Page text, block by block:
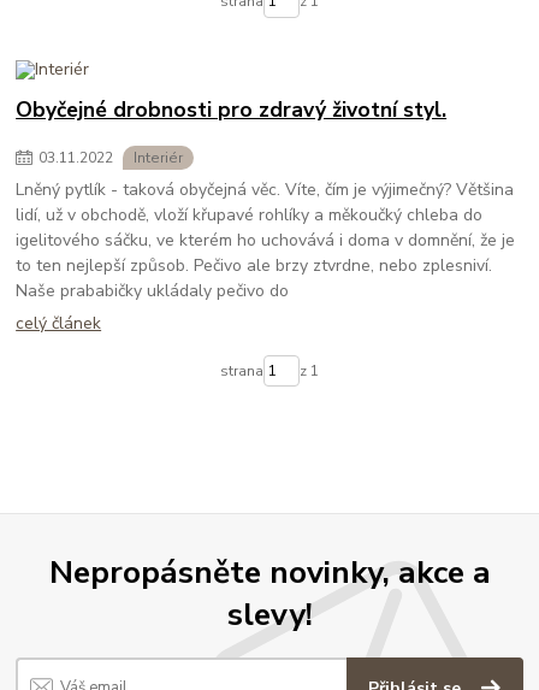
Obyčejné drobnosti pro zdravý životní styl.
03.11.2022 Interiér
Lněný pytlík - taková obyčejná věc. Víte, čím je výjimečný? Většina
lidí, už v obchodě, vloží křupavé rohlíky a měkoučký chleba do
igelitového sáčku, ve kterém ho uchovává i doma v domnění, že je
to ten nejlepší způsob. Pečivo ale brzy ztvrdne, nebo zplesniví.
Naše prababičky ukládaly pečivo do
celý článek
strana z 1
Nepropásněte novinky, akce a
slevy!